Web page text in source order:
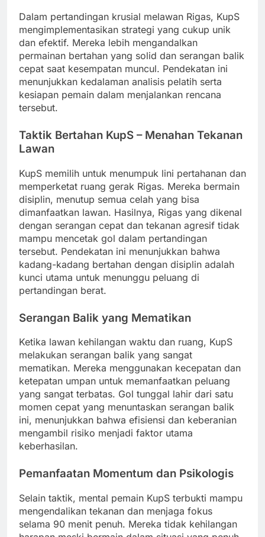
Dalam pertandingan krusial melawan Rigas, KupS
mengimplementasikan strategi yang cukup unik
dan efektif. Mereka lebih mengandalkan
permainan bertahan yang solid dan serangan balik
cepat saat kesempatan muncul. Pendekatan ini
menunjukkan kedalaman analisis pelatih serta
kesiapan pemain dalam menjalankan rencana
tersebut.
Taktik Bertahan KupS – Menahan Tekanan
Lawan
KupS memilih untuk menumpuk lini pertahanan dan
memperketat ruang gerak Rigas. Mereka bermain
disiplin, menutup semua celah yang bisa
dimanfaatkan lawan. Hasilnya, Rigas yang dikenal
dengan serangan cepat dan tekanan agresif tidak
mampu mencetak gol dalam pertandingan
tersebut. Pendekatan ini menunjukkan bahwa
kadang-kadang bertahan dengan disiplin adalah
kunci utama untuk menunggu peluang di
pertandingan berat.
Serangan Balik yang Mematikan
Ketika lawan kehilangan waktu dan ruang, KupS
melakukan serangan balik yang sangat
mematikan. Mereka menggunakan kecepatan dan
ketepatan umpan untuk memanfaatkan peluang
yang sangat terbatas. Gol tunggal lahir dari satu
momen cepat yang menuntaskan serangan balik
ini, menunjukkan bahwa efisiensi dan keberanian
mengambil risiko menjadi faktor utama
keberhasilan.
Pemanfaatan Momentum dan Psikologis
Selain taktik, mental pemain KupS terbukti mampu
mengendalikan tekanan dan menjaga fokus
selama 90 menit penuh. Mereka tidak kehilangan